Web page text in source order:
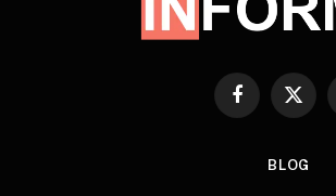
Facebook
X
BLOG